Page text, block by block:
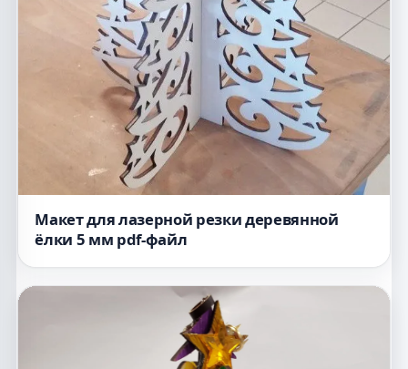
Макет для лазерной резки деревянной
ёлки 5 мм pdf-файл